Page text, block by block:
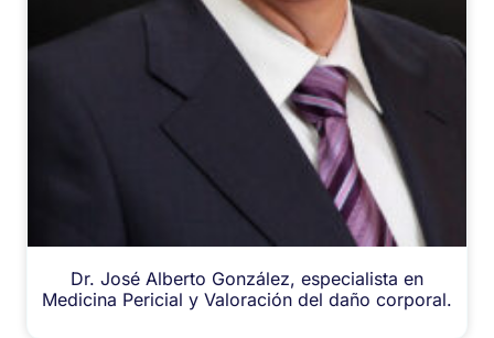
Dr. José Alberto González, especialista en
Medicina Pericial y Valoración del daño corporal.